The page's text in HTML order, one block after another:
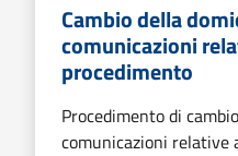
Cambio della
comunicazioni
procedimento
Procedimento di
comunicazioni relative